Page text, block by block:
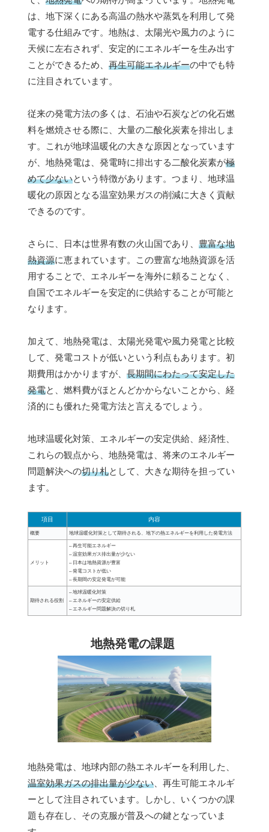
は、地下深くにある高温の熱水や蒸気を利用して発
電する仕組みです。地熱は、太陽光や風力のように
天候に左右されず、安定的にエネルギーを生み出す
ことができるため、 再生可能エネルギーの中でも特
に注目されています。
従来の発電方法の多くは、石油や石炭などの化石燃
料を燃焼させる際に、大量の二酸化炭素を排出しま
す。これが地球温暖化の大きな原因となっています
が、地熱発電は、発電時に排出する二酸化炭素が極
めて少ないという特徴があります。つまり、地球温
暖化の原因となる温室効果ガスの削減に大きく貢献
できるのです。
さらに、日本は世界有数の火山国であり、 豊富な地
熱資源に恵まれています。この豊富な地熱資源を活
用することで、エネルギーを海外に頼ることなく、
自国でエネルギーを安定的に供給することが可能と
なります。
加えて、地熱発電は、太陽光発電や風力発電と比較
して、発電コストが低いという利点もあります。初
期費用はかかりますが、 長期間にわたって安定した
発電と、燃料費がほとんどかからないことから、経
済的にも優れた発電方法と言えるでしょう。
地球温暖化対策、エネルギーの安定供給、経済性、
これらの観点から、地熱発電は、将来のエネルギー
問題解決への切り札として、大きな期待を担ってい
ます。
項目 内容
概要 地球温暖化対策として期待される、地下の熱エネルギーを利用した発電方法
メリット
– 再生可能エネルギー
– 温室効果ガス排出量が少ない
– 日本は地熱資源が豊富
– 発電コストが低い
– 長期間の安定発電が可能
期待される役割
– 地球温暖化対策
– エネルギーの安定供給
– エネルギー問題解決の切り札
地熱発電の課題
地熱発電は、地球内部の熱エネルギーを利用した、
温室効果ガスの排出量が少ない 、再生可能エネルギ
ーとして注目されています。しかし、いくつかの課
題も存在し、その克服が普及への鍵となっていま